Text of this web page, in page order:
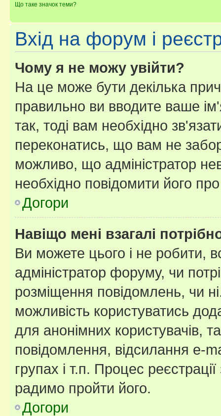
Що таке значок теми?
Вхід на форум і
Чому я не можу увійти?
На це може бути декілька
правильно ви вводите ваше
так, тоді вам необхідно
переконатись, що вам не
можливо, що адміністратор
необхідно повідомити його
Догори
Навіщо мені взагалі
Ви можете цього і не робити,
адміністратор форуму, чи
розміщення повідомлень, чи
можливість користуватись
для анонімних користувачів,
повідомлення, відсилання e-
групах і т.п. Процес
радимо пройти його.
Догори